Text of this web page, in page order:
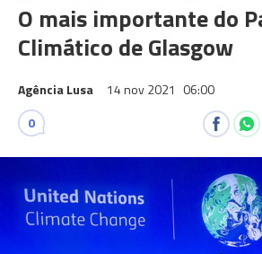
O mais importante do
Climático de Glasgow
Agência Lusa 14 nov 2021 06:00
0